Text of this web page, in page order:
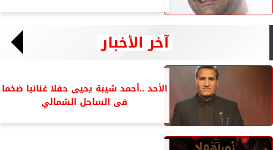
آخر الأخبار
الأحد ..أحمد شيبة يحيى حفلا غنائيا ضخما
فى الساحل الشمالي